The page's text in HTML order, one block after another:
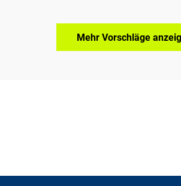
Mehr Vorschläge